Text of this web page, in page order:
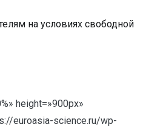
на условиях свободной
height=»900px»
euroasia-science.ru/wp-